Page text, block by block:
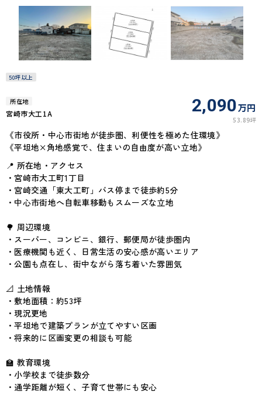
50坪以上
所在地
宮崎市大工1A 2,090万円
53.89坪
《市役所・中心市街地が徒歩圏、利便性を極めた住環境》
《平坦地×角地感覚で、住まいの自由度が高い立地》
📍 所在地・アクセス
・宮崎市大工町1丁目
・宮崎交通「東大工町」バス停まで徒歩約5分
・中心市街地へ自転車移動もスムーズな立地
🌳 周辺環境
・スーパー、コンビニ、銀行、郵便局が徒歩圏内
・医療機関も近く、日常生活の安心感が高いエリア
・公園も点在し、街中ながら落ち着いた雰囲気
📐 土地情報
・敷地面積：約53坪
・現況更地
・平坦地で建築プランが立てやすい区画
・将来的に区画変更の相談も可能
🏫 教育環境
・小学校まで徒歩数分
・通学距離が短く、子育て世帯にも安心